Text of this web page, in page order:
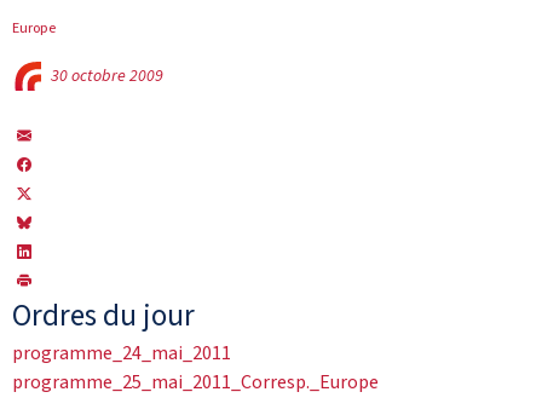
Europe
30 octobre 2009
Ordres du jour
programme_24_mai_2011
programme_25_mai_2011_Corresp._Europe